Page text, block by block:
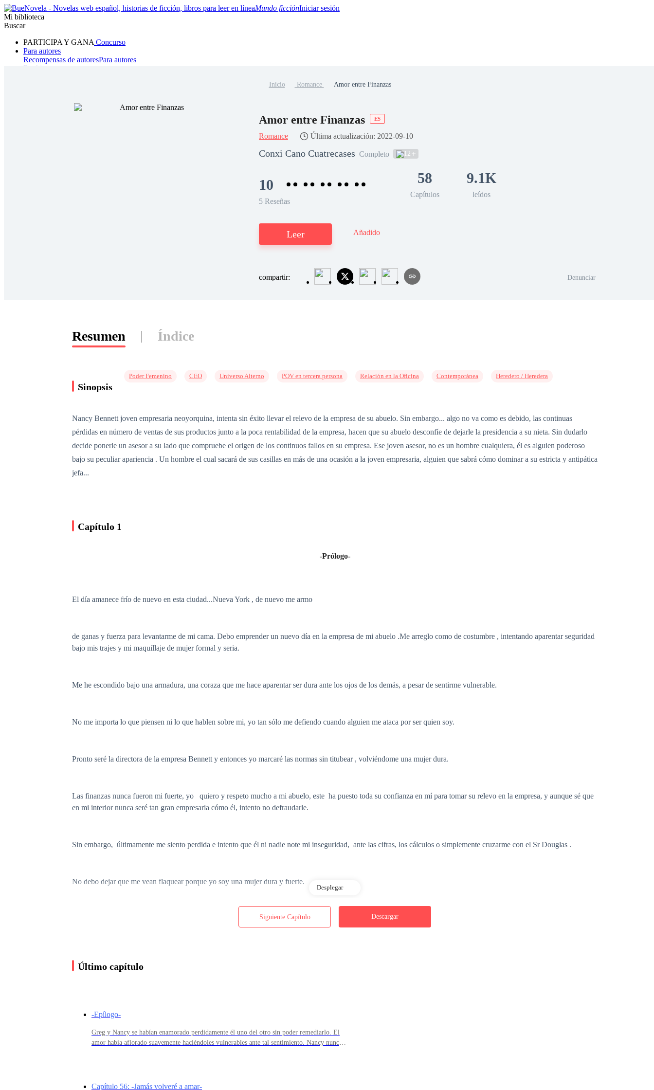
Mundo ficciónIniciar sesión
Mi biblioteca
Buscar
PARTICIPA Y GANA Concurso
Para autores
Recompensas de autoresPara autores
Ranking
Hombre lobo Mafia Sistema Fantasía
Inicio Romance Amor entre Finanzas
Amor entre Finanzas ES
Romance Última actualización: 2022-09-10
Conxi Cano Cuatrecases Completo 12
10
5 Reseñas
58
Capítulos
9.1K
leídos
Leer Añadido
compartir: Denunciar
Resumen Índice
Sinopsis
Poder Femenino CEO Universo Alterno POV en tercera persona Relación en la Oficina Contemporánea Heredero / Heredera
Nancy Bennett joven empresaria neoyorquina, intenta sin éxito llevar el relevo de la empresa de su abuelo. Sin embargo... algo no va como es debido, las continuas
pérdidas en número de ventas de sus productos junto a la poca rentabilidad de la empresa, hacen que su abuelo desconfíe de dejarle la presidencia a su nieta. Sin dudarlo
decide ponerle un asesor a su lado que compruebe el origen de los continuos fallos en su empresa. Ese joven asesor, no es un hombre cualquiera, él es alguien poderoso
bajo su peculiar apariencia . Un hombre el cual sacará de sus casillas en más de una ocasión a la joven empresaria, alguien que sabrá cómo dominar a su estricta y antipática
jefa...
Capítulo 1
-Prólogo-
El día amanece frío de nuevo en esta ciudad...Nueva York , de nuevo me armo
de ganas y fuerza para levantarme de mi cama. Debo emprender un nuevo día en la empresa de mi abuelo .Me arreglo como de costumbre , intentando aparentar seguridad
bajo mis trajes y mi maquillaje de mujer formal y seria.
Me he escondido bajo una armadura, una coraza que me hace aparentar ser dura ante los ojos de los demás, a pesar de sentirme vulnerable.
No me importa lo que piensen ni lo que hablen sobre mi, yo tan sólo me defiendo cuando alguien me ataca por ser quien soy.
Pronto seré la directora de la empresa Bennett y entonces yo marcaré las normas sin titubear , volviéndome una mujer dura.
Las finanzas nunca fueron mi fuerte, yo quiero y respeto mucho a mi abuelo, este ha puesto toda su confianza en mí para tomar su relevo en la empresa, y aunque sé que
en mi interior nunca seré tan gran empresaria cómo él, intento no defraudarle.
Sin embargo, últimamente me siento perdida e intento que él ni nadie note mi inseguridad, ante las cifras, los cálculos o simplemente cruzarme con el Sr Douglas .
No debo dejar que me vean flaquear porque yo soy una mujer dura y fuerte.
Así me he vuelto o así quiero que me sientan porque yo soy Nancy... Nancy Bennett.
Desplegar
Siguiente Capítulo Descargar
Último capítulo
-Epílogo-
Greg y Nancy se habían enamorado perdidamente él uno del otro sin poder remediarlo. El
amor había aflorado suavemente haciéndoles vulnerables ante tal sentimiento. Nancy nunca
fondo era el hombre que anhelaba y necesitaba a su lado. Aquel hombre que le diera la
toda la fuerza que ella necesitaba, y con él compartía aquel mismo amor que en su día le
Capítulo 56: -Jamás volveré a amar-